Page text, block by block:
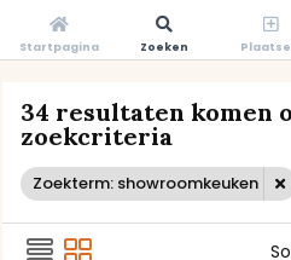
34 resultaten komen
zoekcriteria
Zoekterm: showroomkeuken
Startpagina Zoeken